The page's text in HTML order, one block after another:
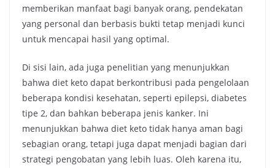
memberikan manfaat bagi banyak orang, pendekatan
yang personal dan berbasis bukti tetap menjadi kunci
untuk mencapai hasil yang optimal.
Di sisi lain, ada juga penelitian yang menunjukkan
bahwa diet keto dapat berkontribusi pada pengelolaan
beberapa kondisi kesehatan, seperti epilepsi, diabetes
tipe 2, dan bahkan beberapa jenis kanker. Ini
menunjukkan bahwa diet keto tidak hanya aman bagi
sebagian orang, tetapi juga dapat menjadi bagian dari
strategi pengobatan yang lebih luas. Oleh karena itu,